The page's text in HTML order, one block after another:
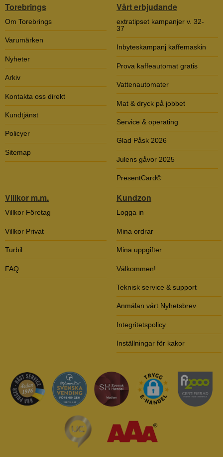
Torebrings
Om Torebrings
Varumärken
Nyheter
Arkiv
Kontakta oss direkt
Kundtjänst
Policyer
Sitemap
Vårt erbjudande
extratipset kampanjer v. 32-
37
Inbyteskampanj kaffemaskin
Prova kaffeautomat gratis
Vattenautomater
Mat & dryck på jobbet
Service & operating
Glad Påsk 2026
Julens gåvor 2025
PresentCard©
Villkor m.m.
Villkor Företag
Villkor Privat
Turbil
FAQ
Kundzon
Logga in
Mina ordrar
Mina uppgifter
Välkommen!
Teknisk service & support
Anmälan vårt Nyhetsbrev
Integritetspolicy
Inställningar för kakor